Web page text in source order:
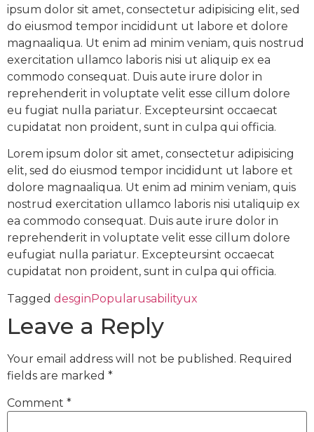
ipsum dolor sit amet, consectetur adipisicing elit, sed
do eiusmod tempor incididunt ut labore et dolore
magnaaliqua. Ut enim ad minim veniam, quis nostrud
exercitation ullamco laboris nisi ut aliquip ex ea
commodo consequat. Duis aute irure dolor in
reprehenderit in voluptate velit esse cillum dolore
eu fugiat nulla pariatur. Excepteursint occaecat
cupidatat non proident, sunt in culpa qui officia.
Lorem ipsum dolor sit amet, consectetur adipisicing
elit, sed do eiusmod tempor incididunt ut labore et
dolore magnaaliqua. Ut enim ad minim veniam, quis
nostrud exercitation ullamco laboris nisi utaliquip ex
ea commodo consequat. Duis aute irure dolor in
reprehenderit in voluptate velit esse cillum dolore
eufugiat nulla pariatur. Excepteursint occaecat
cupidatat non proident, sunt in culpa qui officia.
Tagged desginPopularusabilityux
Leave a Reply
Your email address will not be published. Required
fields are marked *
Comment *